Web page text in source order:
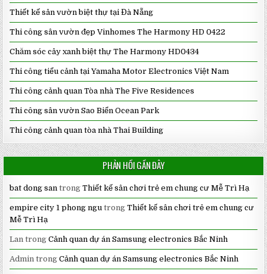
Thiết kế sân vườn biệt thự tại Đà Nẵng
Thi công sân vườn đẹp Vinhomes The Harmony HD 0422
Chăm sóc cây xanh biệt thự The Harmony HD0434
Thi công tiểu cảnh tại Yamaha Motor Electronics Việt Nam
Thi công cảnh quan Tòa nhà The Five Residences
Thi công sân vườn Sao Biển Ocean Park
Thi công cảnh quan tòa nhà Thai Building
PHẢN HỒI GẦN ĐÂY
bat dong san trongThiết kế sân chơi trẻ em chung cư Mễ Trì Hạ
empire city 1 phong ngu trongThiết kế sân chơi trẻ em chung cư
Mễ Trì Hạ
Lan trongCảnh quan dự án Samsung electronics Bắc Ninh
Admin trongCảnh quan dự án Samsung electronics Bắc Ninh